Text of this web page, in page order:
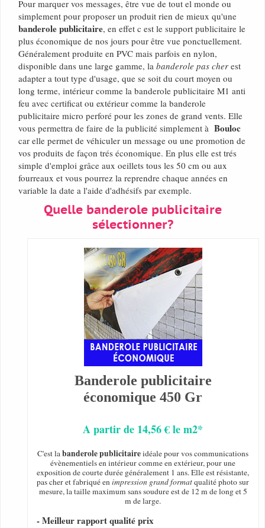
Pour marquer vos messages, être vue de tout el monde ou
simplement pour proposer un produit rien de mieux qu'une
banderole publicitaire, en effet c est le support publicitaire le
plus économique de nos jours pour être vue ponctuellement.
Généralement produite en PVC mais parfois en nylon,
disponible dans une large gamme, la banderole pas cher est
adapter a tout type d'usage, que se soit du court moyen ou
long terme, intérieur comme la banderole publicitaire M1 anti
feu avec certificat ou extérieur comme la banderole
publicitaire micro perforé pour les zones de grand vents. Elle
vous permettra de faire de la publicité simplement à Bouloc
car elle permet de véhiculer un message ou une promotion de
vos produits de façon trés économique. En plus elle est trés
simple d'emploi grâce aux oeillets tous les 50 cm ou aux
fourreaux et vous pourrez la reprendre chaque années en
variable la date a l'aide d'adhésifs par exemple.
Quelle banderole publicitaire
sélectionner?
Banderole publicitaire
économique 450 Gr
A partir de 14,56 € le m2*
C'est labanderole publicitaireidéale pour vos communications
évènementiels en intérieur comme en extérieur, pour une
exposition de courte durée généralement 1 ans. Elle est résistante,
pas cher et fabriqué enimpression grand formatqualité photo sur
mesure, la taille maximum sans soudure est de 12 m de long et 5
m de large.
- Meilleur rapport qualité prix